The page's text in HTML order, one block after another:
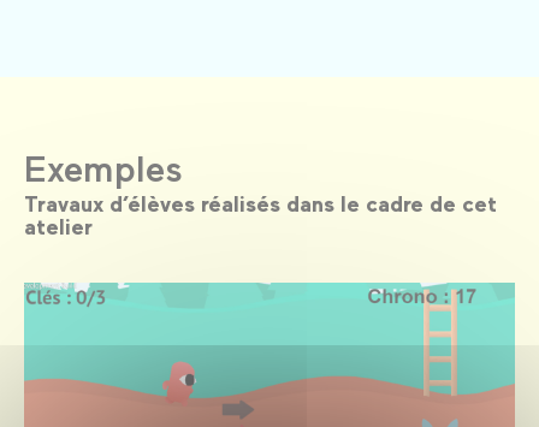
Exemples
Travaux d’élèves réalisés dans le cadre de cet
atelier